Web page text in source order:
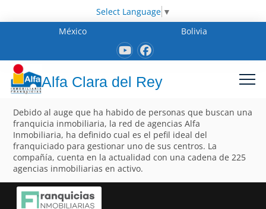
Select Language ▼
México
Bolivia
Alfa Clara del Rey
Debido al auge que ha habido de personas que buscan una
franquicia inmobiliaria, la red de agencias Alfa
Inmobiliaria, ha definido cual es el pefil ideal del
franquiciado para gestionar uno de sus centros. La
compañía, cuenta en la actualidad con una cadena de 225
agencias inmobiliarias en activo.